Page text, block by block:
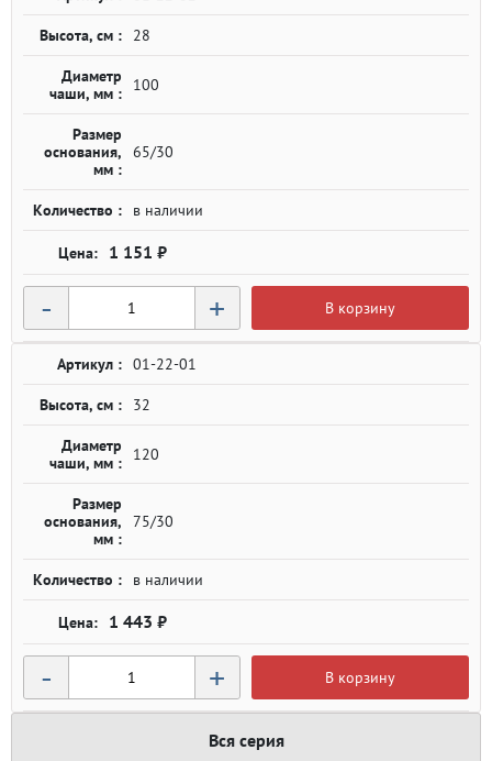
Высота, см : 28
Диаметр
чаши, мм :
100
Размер
основания,
мм :
65/30
Количество : в наличии
1 151 ₽
- + В корзину
Артикул : 01-22-01
Высота, см : 32
Диаметр
чаши, мм :
120
Размер
основания,
мм :
75/30
Количество : в наличии
1 443 ₽
- + В корзину
Вся серия